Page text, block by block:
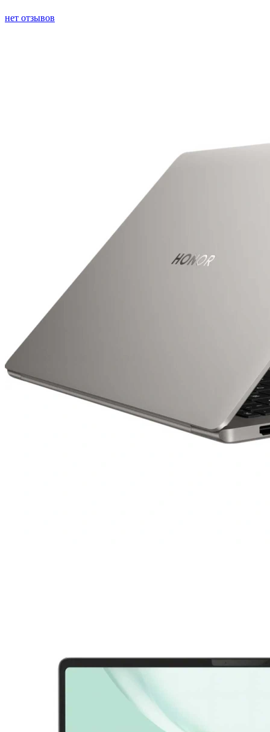
нет отзывов